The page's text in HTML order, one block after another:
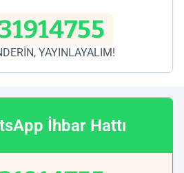
YAYINLAYALIM!
İhbar Hattı